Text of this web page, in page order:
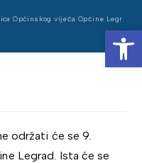
Općinskog vijeća Općine Legr
održati će se 9.
Legrad. Ista će se